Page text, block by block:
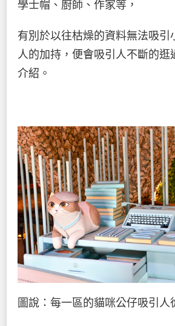
學士帽、廚師、作家等，
有別於以往枯燥的資料無法吸引
人的加持，便會吸引人不斷的逛
介紹。
圖說：每一區的貓咪公仔吸引人